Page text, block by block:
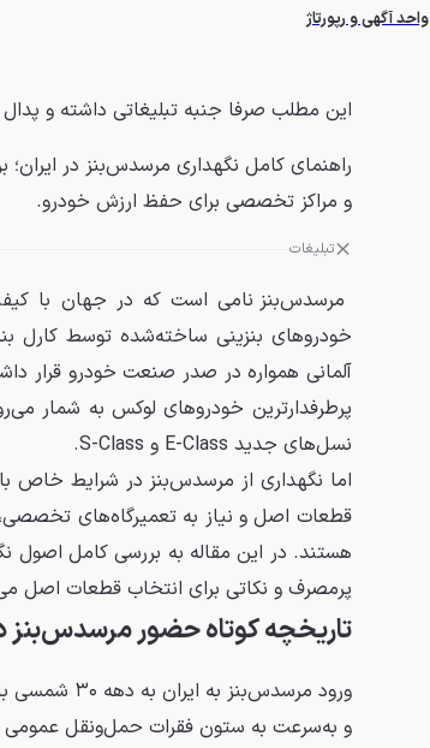
واحد آگهی و رپورتاژ
این مطلب صرفا جنبه تبلیغاتی داشته و پدال
راهنمای کامل نگهداری مرسدس‌بنز در
و مراکز تخصصی برای حفظ ارزش خودرو.
تبلیغات
مرسدس‌بنز نامی است که در جهان با
آلمانی همواره در صدر صنعت خودرو قرار
نسل‌های جدید E-Class و S-Class.
اما نگهداری از مرسدس‌بنز در شرایط خاص
قطعات اصل و نیاز به تعمیرگاه‌های
هستند. در این مقاله به بررسی کامل اصول
پرمصرف و نکاتی برای انتخاب قطعات اصل
تاریخچه کوتاه حضور مرسدس‌بنز
ورود
و به‌سرعت به ستون فقرات حمل‌ونقل